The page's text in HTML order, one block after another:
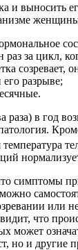
и выносить
раз за цикл,
созревает,
разрыве;
в год
симптомы
или
что
может
но и другие